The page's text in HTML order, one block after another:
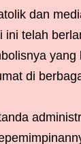
dan
telah
di